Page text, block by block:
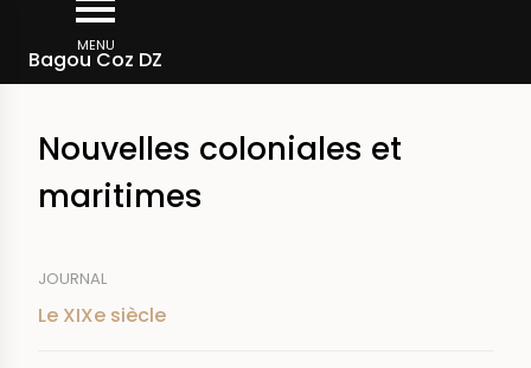
contenu
MENU
Bagou Coz DZ
d'Ariane
Rechercher dans la presse
Nouvelles coloniales et
maritimes
JOURNAL
Le XIXe siècle